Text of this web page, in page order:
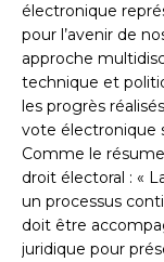
électronique
pour l’avenir de
approche
technique et
les progrès
vote électronique
Comme le
droit électoral : «
un processus
doit être
juridique pour